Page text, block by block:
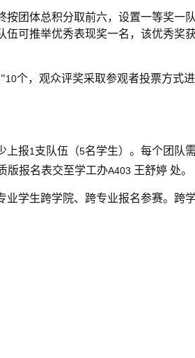
团体总积分取前六，设置一等奖一
可推举优秀表现奖一名，该优秀奖
10个，观众评奖采取参观者投票方式
上报1 支队伍（5名学生）。每个团队
版报名表交至学工办A403 王舒婷 处。
学生跨学院、跨专业报名参赛。跨